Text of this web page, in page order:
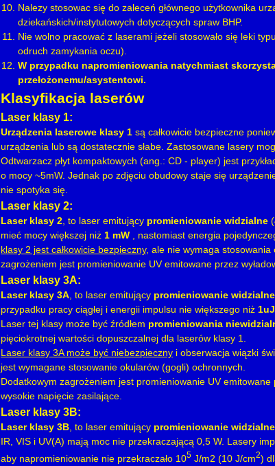
Nalezy stosowac się do zaleceń głównego użytkownika
dziekańskich/instytutowych dotyczących spraw BHP.
Nie wolno pracować z laserami jeżeli stosowało się leki
odruch zamykania oczu).
W przypadku napromieniowania natychmiast
przełożonemu/asystentowi.
Klasyfikacja laserów
Laser klasy 1:
Urządzenia laserowe klasy 1 są całkowicie bezpieczne
urządzenia lub są dostatecznie słabe. Zastosowane lasery
Odtwarzacz płyt kompaktowych (ang.: CD - player) jest
o mocy ~5mW. Jednak po zdjęciu obudowy staje się
nie spotyka się.
Laser klasy 2:
Laser klasy 2, to laser emitujący promieniowanie widzialne
mieć mocy większej niż 1 mW , nastomiast energia
klasy 2 jest całkowicie bezpieczny, ale nie wymaga
zagrożeniem jest promieniowanie UV emitowane przez
Laser klasy 3A:
Laser klasy 3A, to laser emitujący promieniowanie widzialne
przypadku pracy ciągłej i energii impulsu nie większego niż 1uJ
Laser tej klasy może być źródłem promieniowania
pięciokrotnej wartości dopuszczalnej dla laserów klasy 1.
Laser klasy 3A może być niebezpieczny i obserwacja wiązki
jest wymagane stosowanie okularów (gogli) ochronnych.
Dodatkowym zagrożeniem jest promieniowanie UV
wysokie napięcie zasilające.
Laser klasy 3B:
Laser klasy 3B, to laser emitujący promieniowanie
IR, VIS i UV(A) mają moc nie przekraczającą 0,5 W. Lasery
aby napromieniowanie nie przekraczało 105 J/m2 (10 J/cm2)